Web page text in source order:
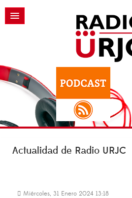
Actualidad de Radio URJC
Miércoles, 31 Enero 2024 13:18